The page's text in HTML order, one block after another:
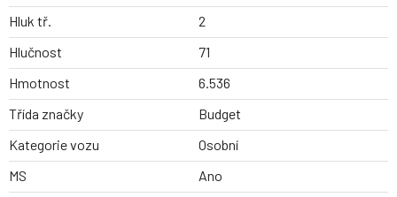
Hluk tř.
2
Hlučnost
71
Hmotnost
6.536
Třída značky
Budget
Kategorie vozu
Osobní
MS
Ano